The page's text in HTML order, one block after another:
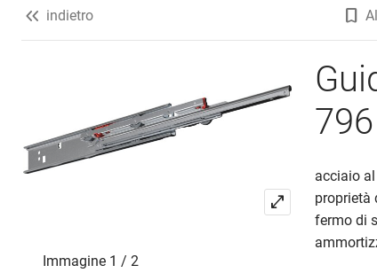
Seleziona una lingua (IT)
indietro
Immagine 1 / 2
acciaio
proprietà
fermo di